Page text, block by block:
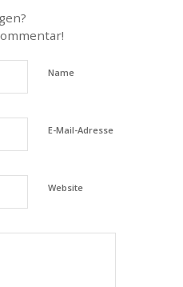
Name
E-Mail-Adresse
Website